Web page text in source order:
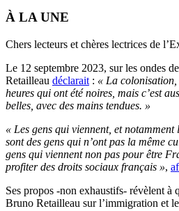
À LA UNE
Chers lecteurs et chères lectrices de
Le 12 septembre 2023, sur les ondes
Retailleau déclarait : « La colonisation,
heures qui ont été noires, mais c’est
belles, avec des mains tendues. »
« Les gens qui viennent, et
sont des gens qui n’ont pas la même
gens qui viennent non pas pour être
profiter des droits sociaux français »,
Ses propos -non exhaustifs- révèlent à
Bruno Retailleau sur l’immigration et